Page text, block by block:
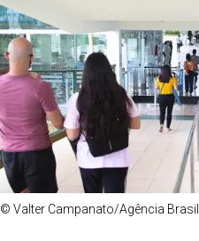
© Valter Campanato/Agência Brasil